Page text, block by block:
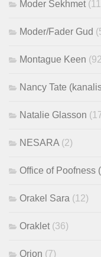
Moder Sekhmet
Moder/Fader Gud
Montague Keen
Nancy Tate
Natalie Glasson
NESARA (2)
Office of Poofness
Orakel Sara (12)
Oraklet (36)
Orion (7)